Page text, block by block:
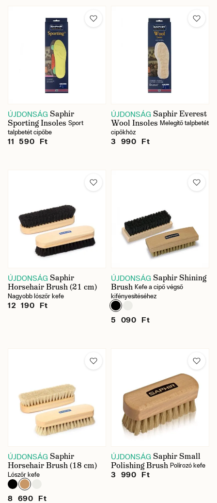
ÚJDONSÁG Saphir
Sporting Insoles Sport
talpbetét cipőbe
11 590 Ft
ÚJDONSÁG Saphir Everest
Wool Insoles Melegítő talpbetét
cipőkhöz
3 990 Ft
ÚJDONSÁG Saphir
Horsehair Brush (21 cm)
Nagyobb lószőr kefe
12 190 Ft
ÚJDONSÁG Saphir Shining
Brush Kefe a cipő végső
kifényesítéséhez
5 090 Ft
ÚJDONSÁG Saphir
Horsehair Brush (18 cm)
Lószőr kefe
8 690 Ft
ÚJDONSÁG Saphir Small
Polishing Brush Polírozó kefe
3 990 Ft